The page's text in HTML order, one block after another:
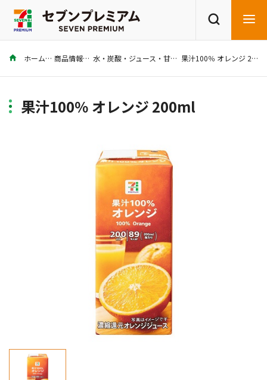
商品を探す レシピを探す
ホーム 商品情報 水・炭酸・ジュース・甘酒 果汁100％ オレンジ 200ml
果汁100％ オレンジ 200ml